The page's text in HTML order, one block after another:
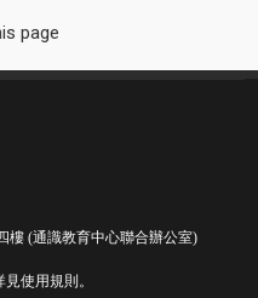
page
樓 (通識教育中心聯合辦公室)
見使用規則 。